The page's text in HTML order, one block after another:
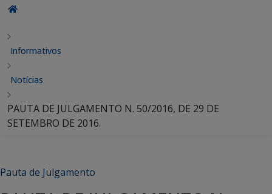
Informativos
Notícias
PAUTA DE JULGAMENTO N. 50/2016, DE 29 DE
SETEMBRO DE 2016.
Pauta de Julgamento